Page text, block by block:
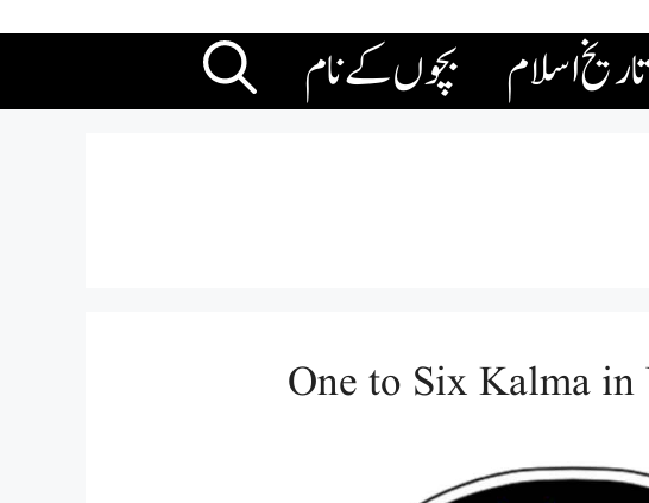
تاریخ اسلام بچوں کے نام